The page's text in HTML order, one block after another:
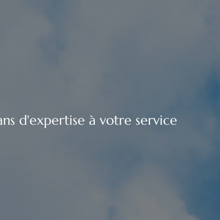
d'expertise à votre service